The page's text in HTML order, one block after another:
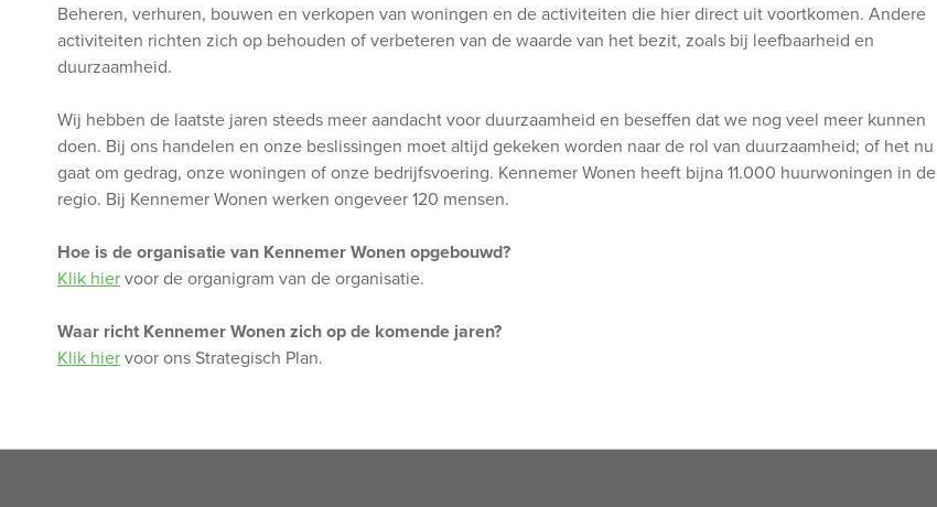
Beheren, verhuren, bouwen en verkopen van woningen en de activiteiten die hier direct uit voortkomen. Andere
activiteiten richten zich op behouden of verbeteren van de waarde van het bezit, zoals bij leefbaarheid en
duurzaamheid.
Wij hebben de laatste jaren steeds meer aandacht voor duurzaamheid en beseffen dat we nog veel meer kunnen
doen. Bij ons handelen en onze beslissingen moet altijd gekeken worden naar de rol van duurzaamheid; of het nu
gaat om gedrag, onze woningen of onze bedrijfsvoering. Kennemer Wonen heeft bijna 11.000 huurwoningen in de
regio. Bij Kennemer Wonen werken ongeveer 120 mensen.
Hoe is de organisatie van Kennemer Wonen opgebouwd?
Klik hier voor de organigram van de organisatie.
Waar richt Kennemer Wonen zich op de komende jaren?
Klik hier voor ons Strategisch Plan.